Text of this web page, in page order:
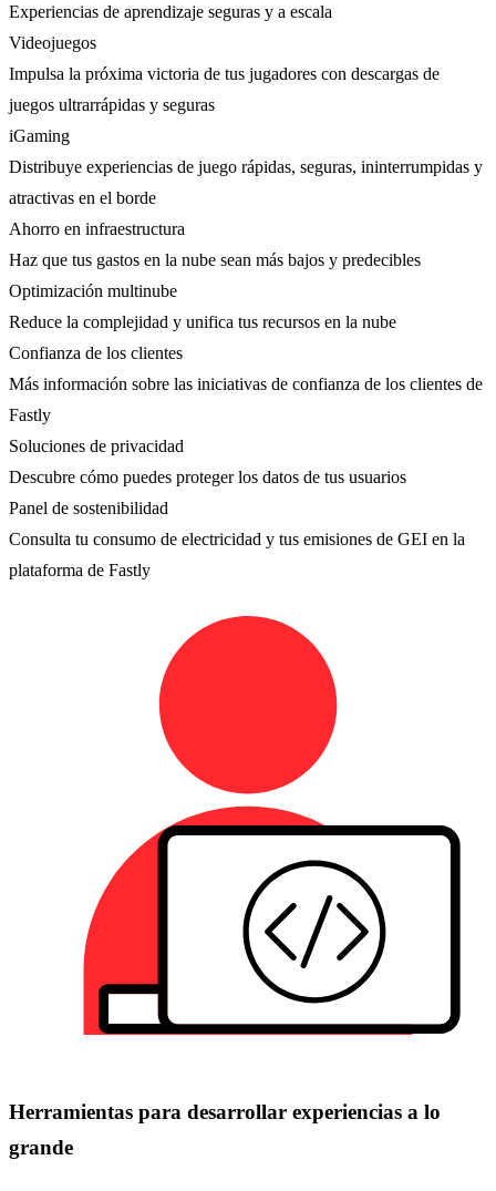
Experiencias de aprendizaje seguras y a escala
Videojuegos
Impulsa la próxima victoria de tus jugadores con descargas de
juegos ultrarrápidas y seguras
iGaming
Distribuye experiencias de juego rápidas, seguras, ininterrumpidas y
atractivas en el borde
Ahorro en infraestructura
Haz que tus gastos en la nube sean más bajos y predecibles
Optimización multinube
Reduce la complejidad y unifica tus recursos en la nube
Confianza de los clientes
Más información sobre las iniciativas de confianza de los clientes de
Fastly
Soluciones de privacidad
Descubre cómo puedes proteger los datos de tus usuarios
Panel de sostenibilidad
Consulta tu consumo de electricidad y tus emisiones de GEI en la
plataforma de Fastly
Herramientas para desarrollar experiencias a lo
grande